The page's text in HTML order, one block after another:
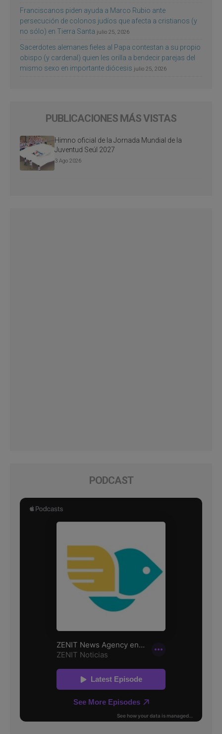
Franciscanos piden ayuda a Marco Rubio ante
persecución de colonos judíos que afecta a cristianos (y
no sólo) en Tierra Santa julio 25, 2026
Sacerdotes alemanes fieles al Papa contestan a su propio
obispo (y cardenal) quien les orilla a bendecir parejas del
mismo sexo en importante diócesis julio 25, 2026
PUBLICACIONES MÁS VISTAS
Himno oficial de la Jornada Mundial de la
Juventud Seúl 2027
3 Ago 2026
PODCAST